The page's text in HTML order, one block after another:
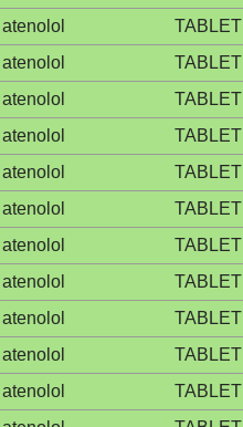
atenolol TABLET
atenolol TABLET
atenolol TABLET
atenolol TABLET
atenolol TABLET
atenolol TABLET
atenolol TABLET
atenolol TABLET
atenolol TABLET
atenolol TABLET
atenolol TABLET